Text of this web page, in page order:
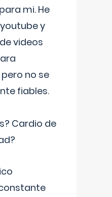
mi. He
y
videos
no se
fiables.
Cardio de